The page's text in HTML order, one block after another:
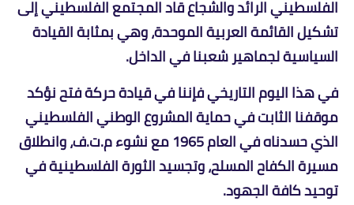
الفلسطيني الرائد والشجاع قاد المجتمع الفلسطيني إلى
تشكيل القائمة العربية الموحدة، وهي بمثابة القيادة
السياسية لجماهير شعبنا في الداخل.
في هذا اليوم التاريخي فإننا في قيادة حركة فتح نؤكد
موقفنا الثابت في حماية المشروع الوطني الفلسطيني
الذي حسدناه في العام 1965 مع نشوء م.ت.ف، وانطلاق
مسيرة الكفاح المسلح، وتجسيد الثورة الفلسطينية في
توحيد كافة الجهود.